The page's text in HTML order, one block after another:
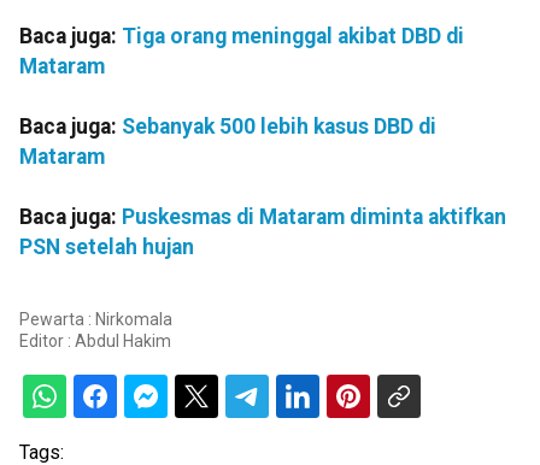
Baca juga: Tiga orang meninggal akibat DBD di
Mataram
Baca juga: Sebanyak 500 lebih kasus DBD di
Mataram
Baca juga: Puskesmas di Mataram diminta aktifkan
PSN setelah hujan
Pewarta : Nirkomala
Editor : Abdul Hakim
Tags: